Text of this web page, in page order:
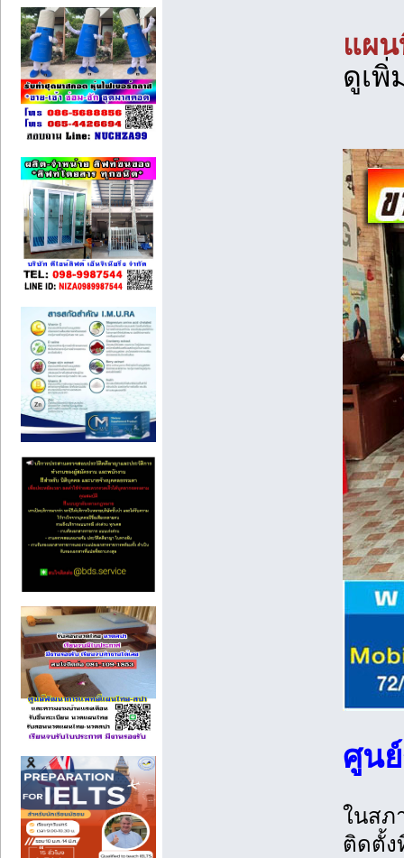
แผ
ดูเพิ่
ศูน
ในสภ
ติดตั้ง